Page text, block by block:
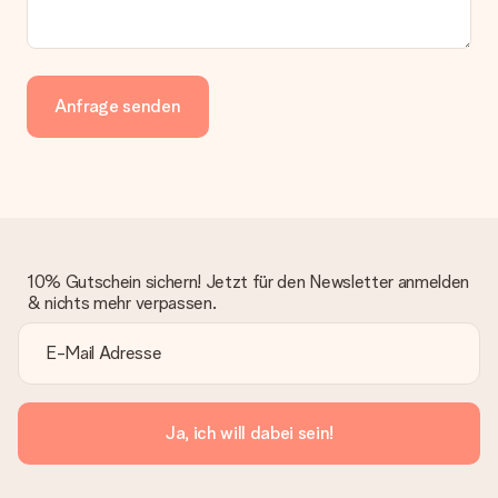
Anfrage senden
10% Gutschein sichern! Jetzt für den Newsletter anmelden
& nichts mehr verpassen.
Ja, ich will dabei sein!